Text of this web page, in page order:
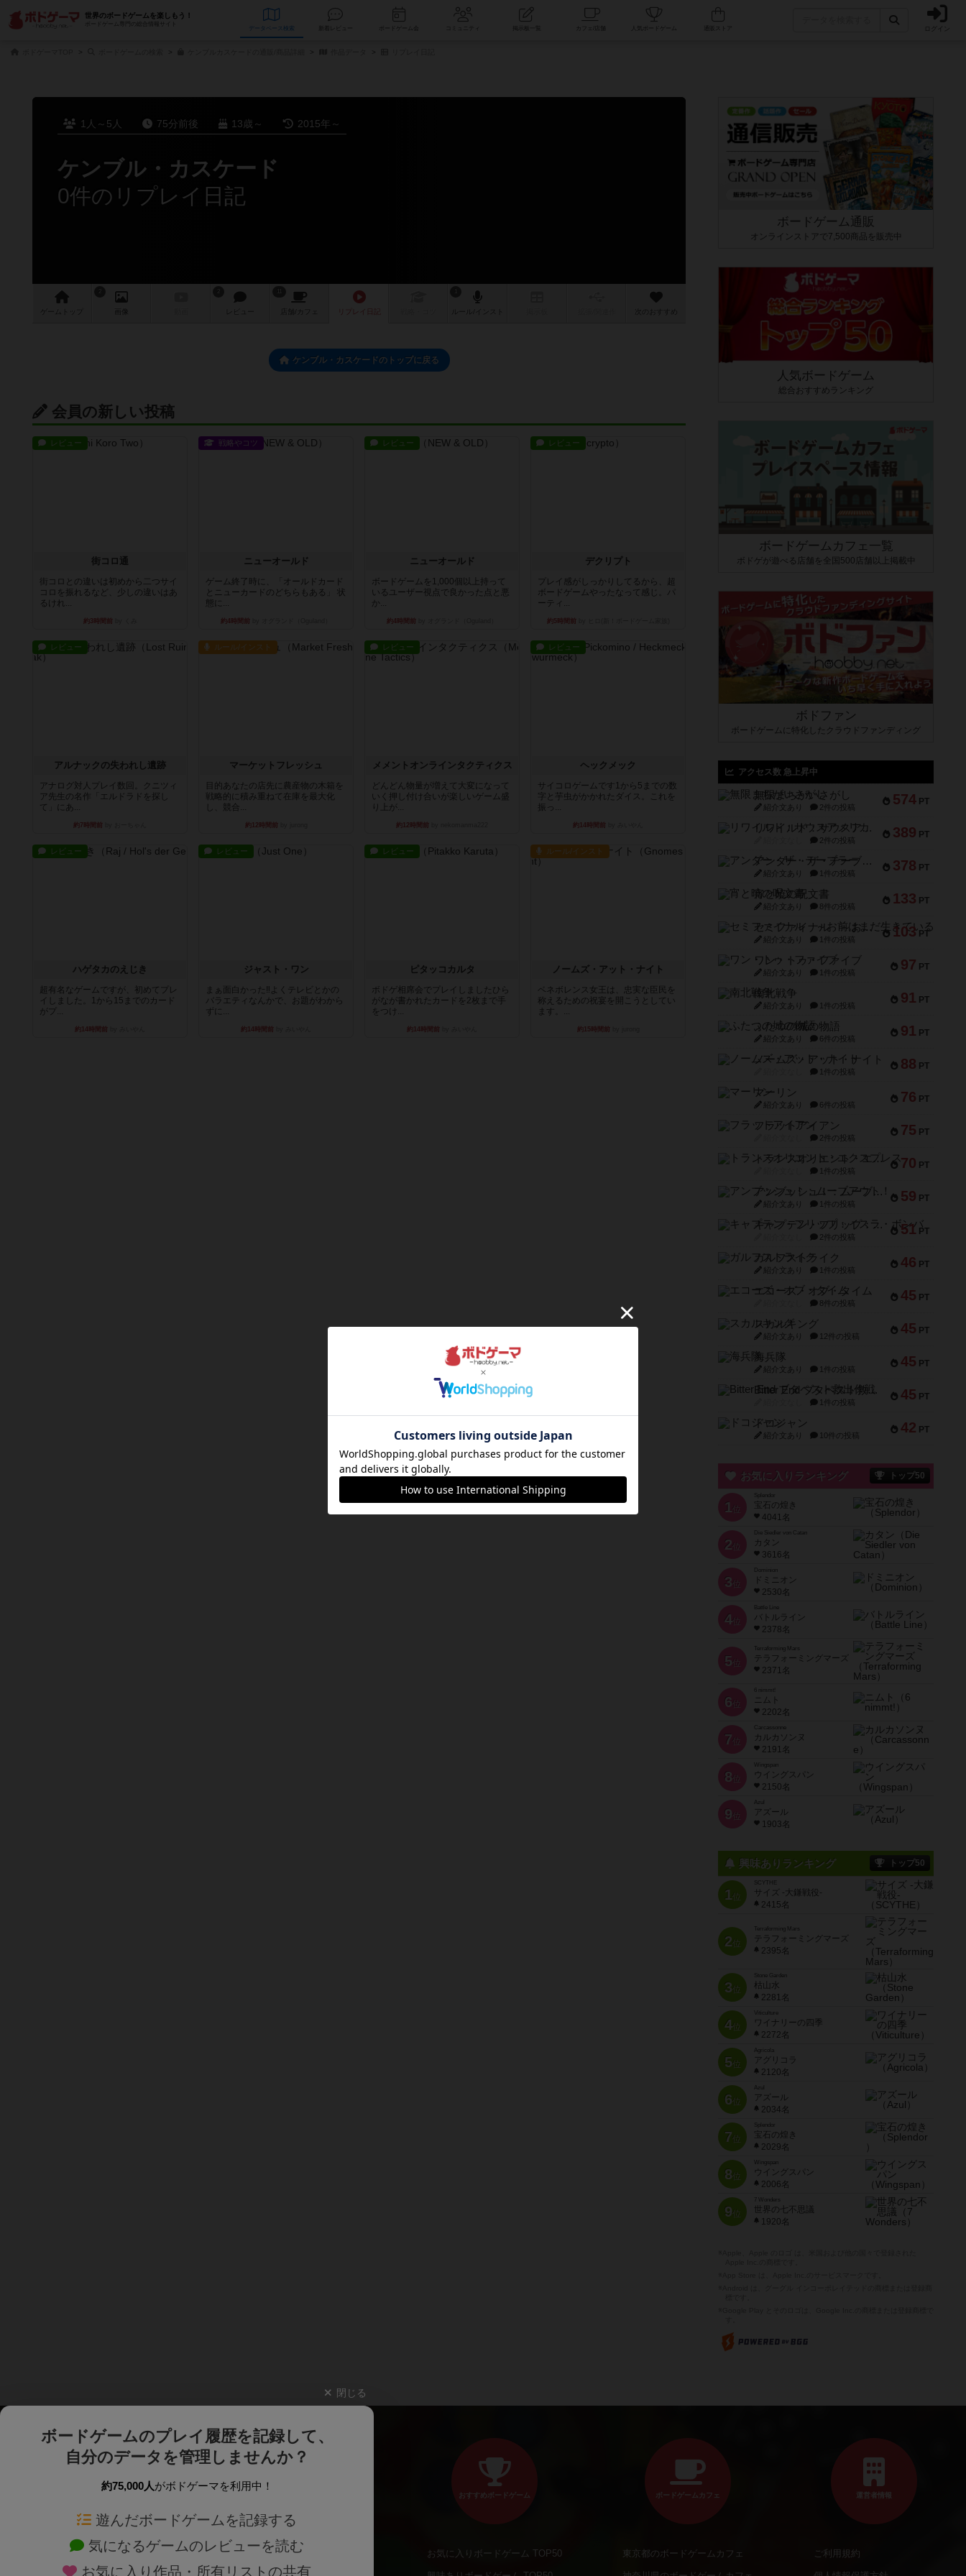
世界のボードゲームを楽しもう！
ボードゲーム専門の総合情報サイト
データベース コミュニティ 人気ボードゲーム ログイン
1人～5人 75分前後 13歳～ 2015年～
ケンブル・カスケード
0件のリプレイ日記
ゲーム 画像 レビュー 店舗/ カフェ 次のおすすめ
ケンブル・カスケードのトップに戻る
会員の新しい投稿
レビュー
街コロ通
街コロとの違いは初めから二つサイ
コロを振れるなど、少しの違いはあ
るけれ...
約3時間前
戦略やコツ
ニューオールド
ゲーム終了時に、「オールドカード
とニューカードのどちらもある」 状
態に...
約4時間前
レビュー
ニューオールド
ボードゲームを1,000個以上持って
いるユーザー視点で良かった点と悪
か...
約4時間前
レビュー
デクリプト
プレイ感がしっかりしてるから、超
ボードゲームやったなって感じ。パ
ーティ...
約5時間前
レビュー
アルナックの失われし遺跡
アナログ対人プレイ数回。クニツィ
ア先生の名作「エルドラドを探し
て」にあ...
約7時間前
ルール/インスト
マーケットフレッシュ
目的あなたの店先に農産物の木箱を
戦略的に積み重ねて在庫を最大化
し、競合...
約12時間前
レビュー
メメントオンラインタクティクス
どんどん物量が増えて大変になって
いく押し付け合いが楽しいゲーム盛
り上が...
約12時間前
レビュー
ヘックメック
サイコロゲームです1から5までの数
字と芋虫がかかれたダイス。これを
振っ...
約14時間前
レビュー
ハゲタカのえじき
超有名なゲームですが、初めてプレ
イしました。1から15までのカード
がプ...
約14時間前
レビュー
ジャスト・ワン
まぁ面白かった‼️よくテレビとかの
バラエティなんかで、お題がわから
ずに...
約14時間前
レビュー
ピタッコカルタ
ボドゲ相席会でプレイしましたひら
がなが書かれたカードを2枚まで手
をつけ...
約14時間前
ルール/インスト
ノームズ・アット・ナイト
ベネボレンス女王は、忠実な臣民を
称えるための祝宴を開こうとしてい
ます。...
約15時間前
ボードゲーム通販
オンラインストアで7,500商品を販売中
人気ボードゲーム
総合おすすめランキング
ボードゲームカフェ一覧
ボドゲが遊べる店舗を全国500店舗以上掲載中
ボドファン
ボードゲームに特化したクラウドファンディング
アクセス数 急上昇中
574 PT
無限まちがいさがし
紹介文あり 2件の投稿
389 PT
リワイルド：サウスアメリカ
2件の投稿
378 PT
アンダー・ザ・テーブラー
紹介文あり 1件の投稿
133 PT
宵と暁の呪文書
紹介文あり 8件の投稿
103 PT
セミファイナル ～お前はまだ生きている～
紹介文あり 1件の投稿
97 PT
ワン・トゥ・ファイブ
紹介文あり 1件の投稿
91 PT
南北戦争
紹介文あり 1件の投稿
91 PT
ふたつの城の物語
紹介文あり 6件の投稿
88 PT
ノームズ・アット・ナイト
1件の投稿
76 PT
マーリン
紹介文あり 6件の投稿
75 PT
フラットアイアン
2件の投稿
70 PT
トランスオリエント・エクスプレス
1件の投稿
59 PT
アンブッシュ！：ムーブアウト！
紹介文あり 1件の投稿
51 PT
キャプテン・フリップ：イスラ・ボンバ
2件の投稿
46 PT
ガルフストライク
紹介文あり 1件の投稿
45 PT
エコーズ・オブ・タイム
8件の投稿
45 PT
スカルキング
紹介文あり 12件の投稿
45 PT
海兵隊
紹介文あり 1件の投稿
45 PT
Bitter End ブタペスト救出作戦
1件の投稿
42 PT
ドコジャン
紹介文あり 10件の投稿
お気に入りランキング トップ50
1 位
宝石の煌き
4041名
2 位
Die Siedler von Catan
カタン
3616名
3 位
ドミニオン
2530名
4位
Battle Line
バトルライン
2378名
5 位
Terraforming Mars
テラフォーミングマーズ
2371名
6 位
ニムト
2202名
7 位
Carcassonne
カルカソンヌ
2191名
8 位
Wingspan
ウイングスパン
2150名
9 位
Azul
アズール
1903名
興味ありランキング トップ50
1位
SCYTHE
サイズ -大鎌戦役-
2415名
2位
Terraforming Mars
テラフォーミングマーズ
2395名
3位
Stone Garden
枯山水
2281名
4位
Viticulture
ワイナリーの四季
2272名
5位
Agricola
アグリコラ
2120名
6位
Azul
アズール
2034名
7位
宝石の煌き
2029名
8位
Wingspan
ウイングスパン
2006名
9位
7 Wonders
世界の七不思議
1920名
閉じる
ボードゲームのプレイ履歴を記録して、
自分のデータを管理しませんか？
約75,000人がボドゲーマを利用中！
遊んだボードゲームを記録する
気になるゲームのレビューを読む
お気に入り作品・所有リストの共有
ボードゲームを検索する 新作・再入荷情報
おすすめボードゲーム
お気に入りボードゲーム TOP50
ボードゲームカフェ
東京都のボードゲームカフェ
運営者情報
ご利用規約